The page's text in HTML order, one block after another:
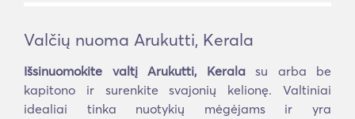
Valčių nuoma Arukutti, Kerala
Išsinuomokite valtį Arukutti, Keralasu arba be
kapitono ir surenkite svajonių kelionę. Valtiniai
idealiai tinka nuotykių mėgėjams ir yra